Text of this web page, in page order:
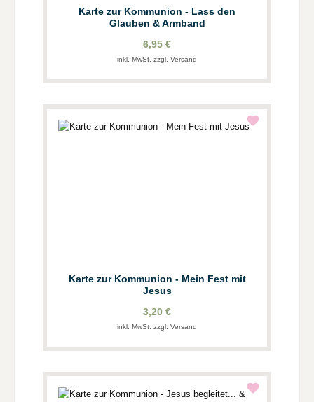
Karte zur Kommunion - Lass den
Glauben & Armband
6,95 €
inkl. MwSt. zzgl. Versand
Karte zur Kommunion - Mein Fest mit
Jesus
3,20 €
inkl. MwSt. zzgl. Versand